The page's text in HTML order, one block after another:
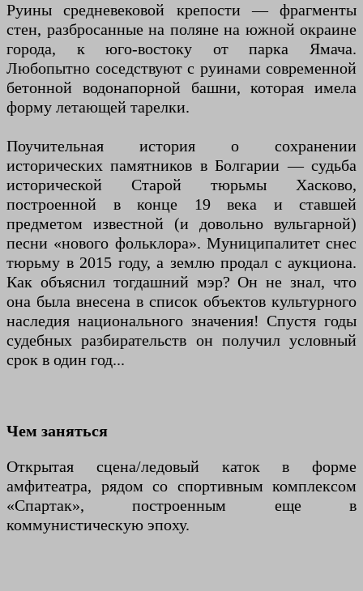
Руины средневековой крепости — фрагменты
стен, разбросанные на поляне на южной окраине
города, к юго-востоку от парка Ямача.
Любопытно соседствуют с руинами современной
бетонной водонапорной башни, которая имела
форму летающей тарелки.
Поучительная история о сохранении
исторических памятников в Болгарии — судьба
исторической Старой тюрьмы Хасково,
построенной в конце 19 века и ставшей
предметом известной (и довольно вульгарной)
песни «нового фольклора». Муниципалитет снес
тюрьму в 2015 году, а землю продал с аукциона.
Как объяснил тогдашний мэр? Он не знал, что
она была внесена в список объектов культурного
наследия национального значения! Спустя годы
судебных разбирательств он получил условный
срок в один год...
Чем заняться
Открытая сцена/ледовый каток в форме
амфитеатра, рядом со спортивным комплексом
«Спартак», построенным еще в
коммунистическую эпоху.